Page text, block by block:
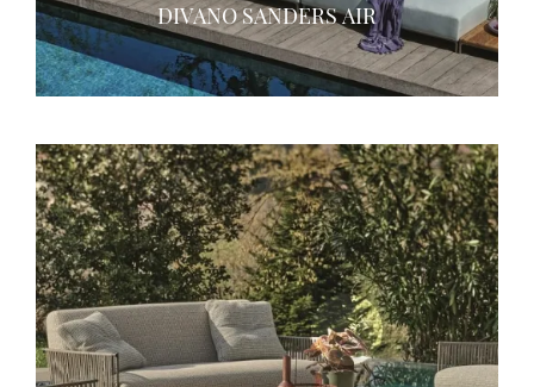
DIVANO SANDERS AIR